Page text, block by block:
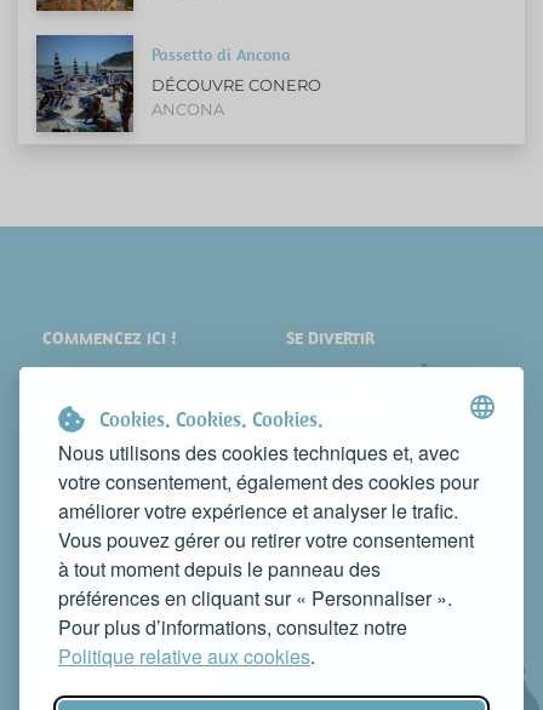
Cookies. Cookies. Cookies.
Nous utilisons des cookies techniques et, avec
votre consentement, également des cookies pour
améliorer votre expérience et analyser le trafic.
Vous pouvez gérer ou retirer votre consentement
à tout moment depuis le panneau des
préférences en cliquant sur « Personnaliser ».
Pour plus d’informations, consultez notre
Politique relative aux cookies.
Passetto di Ancona
DÉCOUVRE CONERO
ANCONA
COMMENCEZ ICI !
À VOIR
DORMIR
MANGER
SE DIVERTIR
ÉVÉNEMENTS
NEWS
WEB TV
CONTACTS
FAITES CONNAÎTRE VOTRE ACTIVITÉ
CONTACTEZ-NOUS POUR LA PUBLIER SUR CE SITE
info@rivieradelconero.tv
Privacy Policy